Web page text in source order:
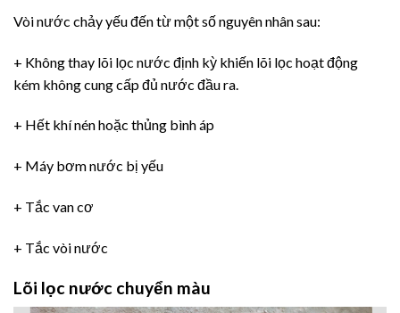
Vòi nước chảy yếu đến từ một số nguyên nhân sau:
+ Không thay lõi lọc nước định kỳ khiến lõi lọc hoạt động
kém không cung cấp đủ nước đầu ra.
+ Hết khí nén hoặc thủng bình áp
+ Máy bơm nước bị yếu
+ Tắc van cơ
+ Tắc vòi nước
Lõi lọc nước chuyển màu